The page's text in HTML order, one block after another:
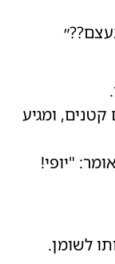
ומגיע
"יופי!
לשומן.